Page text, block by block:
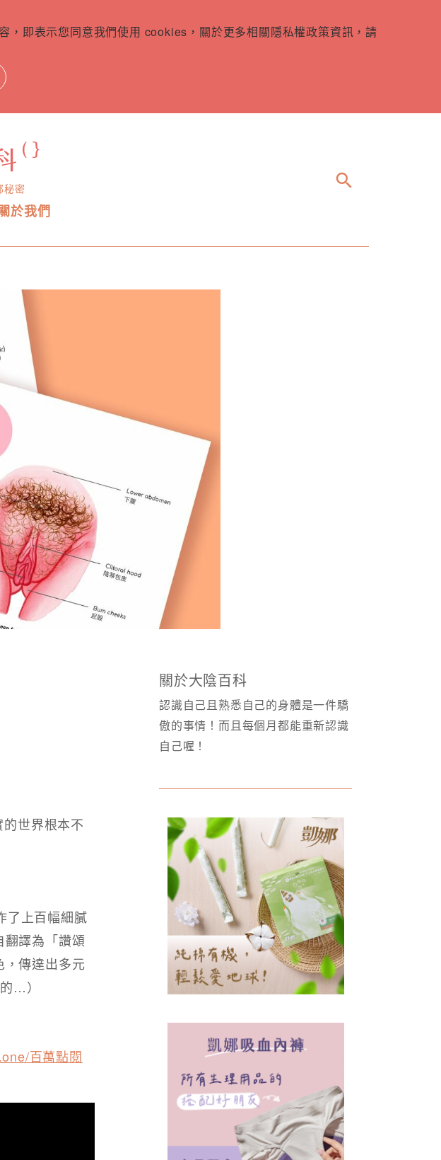
即表示您同意我們使用 cookies，關於更多相關隱私權政策資訊，請
秘密
於我們
search
世界根本不
了上百幅細膩
譯為「讚頌
，傳達出多元
…）​
百萬點閱
關於大陰百科
認識自己且熟悉自己的身體是一件驕
傲的事情！而且每個月都能重新認識
自己喔！